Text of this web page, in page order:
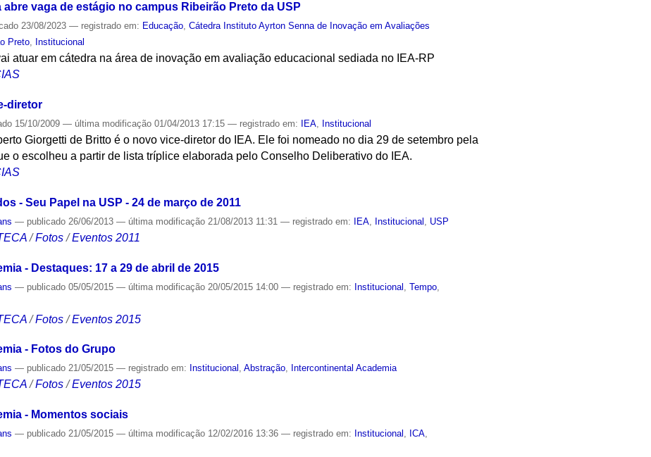
abre vaga de estágio no campus Ribeirão Preto da USP
23/08/2023— registrado em: Educação,Cátedra Instituto Ayrton Senna de Inovação em Avaliações
Preto, Institucional
atuar em cátedra na área de inovação em avaliação educacional sediada no IEA-RP
diretor
15/10/2009— última modificação 01/04/2013 17:15— registrado em: IEA, Institucional
Giorgetti de Britto é o novo vice-diretor do IEA. Ele foi nomeado no dia 29 de setembro pela
o escolheu a partir de lista tríplice elaborada pelo Conselho Deliberativo do IEA.
- Seu Papel na USP - 24 de março de 2011
— publicado 26/06/2013— última modificação 21/08/2013 11:31— registrado em: IEA Institucional USP
/Fotos /Eventos 2011
- Destaques: 17 a 29 de abril de 2015
— publicado 05/05/2015— última modificação 20/05/2015 14:00— registrado em: Institucional ,Tempo
/Fotos /Eventos 2015
- Fotos do Grupo
— publicado 21/05/2015— registrado em: Institucional ,Abstração, Intercontinental Academia
/Fotos /Eventos 2015
- Momentos sociais
— publicado 21/05/2015— última modificação 12/02/2016 13:36— registrado em: Institucional ICA